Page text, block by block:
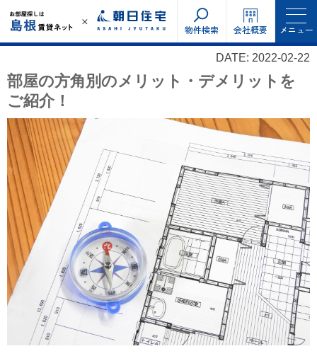
物件検索 会社概要 メニュー
DATE: 2022-02-22
部屋の方角別のメリット・デメリットを
ご紹介！